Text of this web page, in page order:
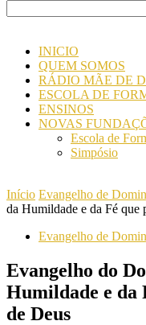
INICIO
QUEM SOMOS
RÁDIO MÃE DE
ESCOLA DE
ENSINOS
NOVAS
Escola de
Simpósio
Início Evangelho de
da Humildade e da Fé que
Evangelho de
Evangelho do
Humildade e da
de Deus